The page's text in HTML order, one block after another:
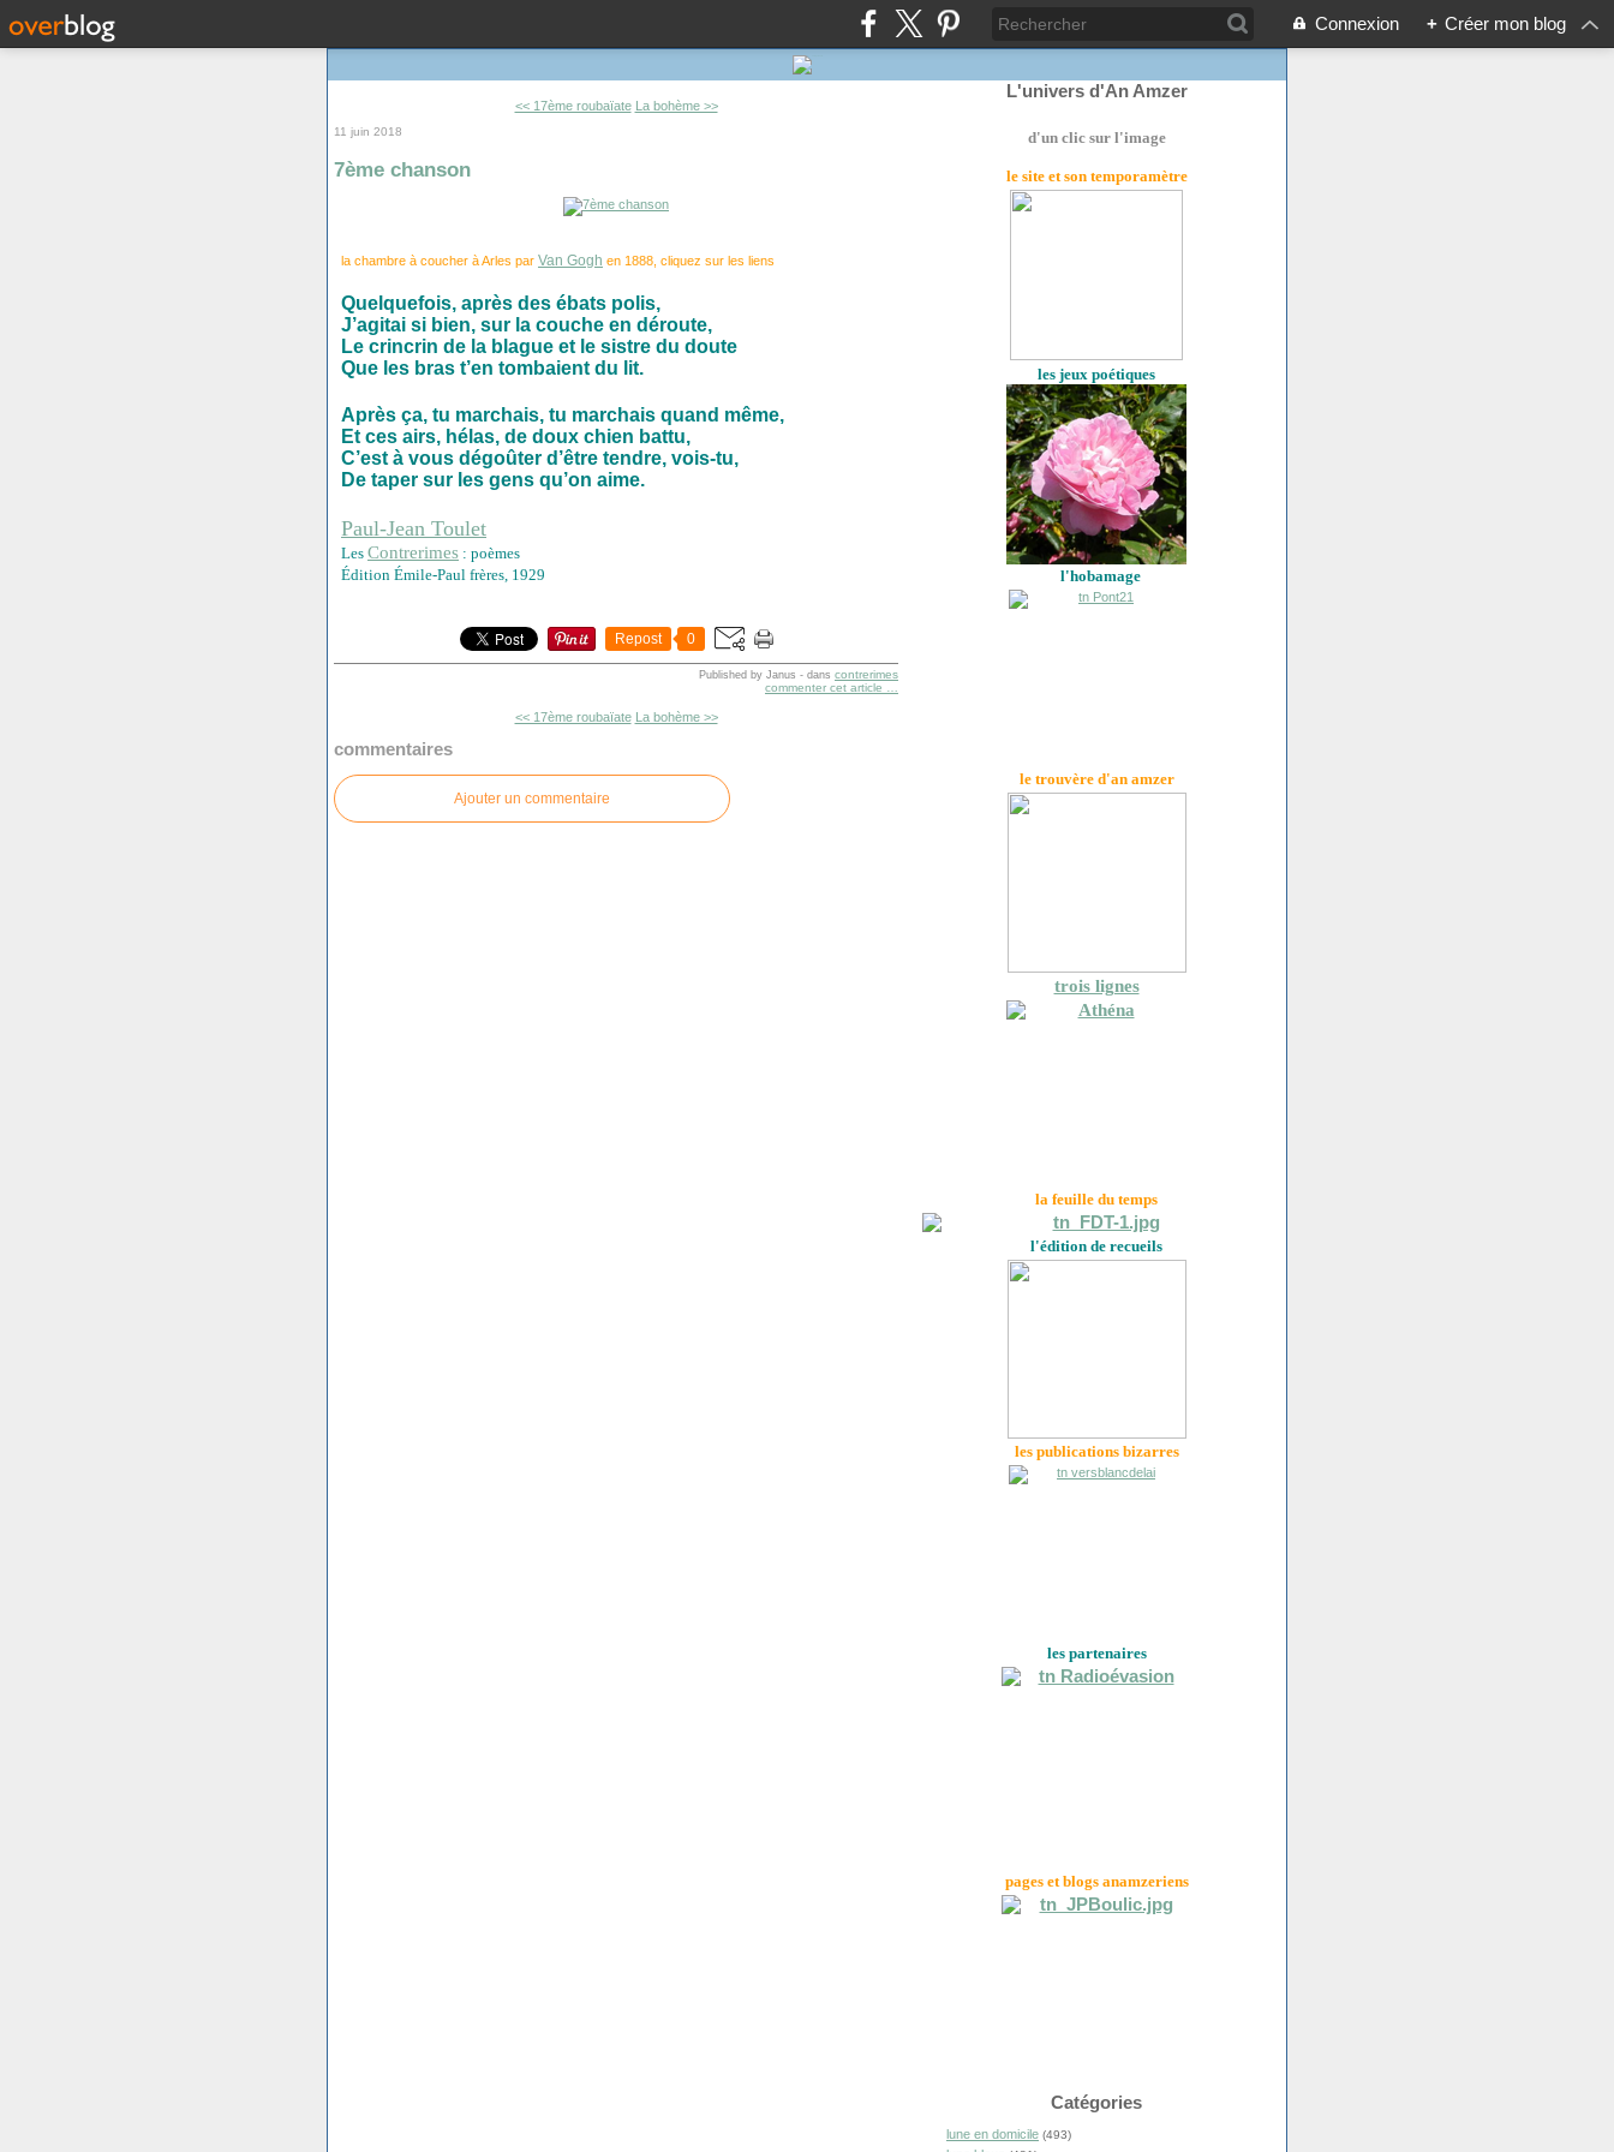
Connexion + Créer mon blog
<< 17ème roubaïate La bohème >>
11 juin 2018
7ème chanson
la chambre à coucher à Arles par Van Gogh en 1888, cliquez sur les liens
Quelquefois, après des ébats polis,
J’agitai si bien, sur la couche en déroute,
Le crincrin de la blague et le sistre du doute
Que les bras t’en tombaient du lit.
Après ça, tu marchais, tu marchais quand même,
Et ces airs, hélas, de doux chien battu,
C’est à vous dégoûter d’être tendre, vois-tu,
De taper sur les gens qu’on aime.
Paul-Jean Toulet
Les Contrerimes : poèmes
Édition Émile-Paul frères, 1929
Repost 0
Published by Janus - dans contrerimes
commenter cet article
<< 17ème roubaïate La bohème >>
commentaires
Ajouter un commentaire
L'univers d'An Amzer
d'un clic sur l'image
le site et son temporamètre
les jeux poétiques
l'hobamage
le trouvère d'an amzer
trois lignes
la feuille du temps
l'édition de recueils
les publications bizarres
les partenaires
pages et blogs anamzeriens
Catégories
lune en domicile (493)